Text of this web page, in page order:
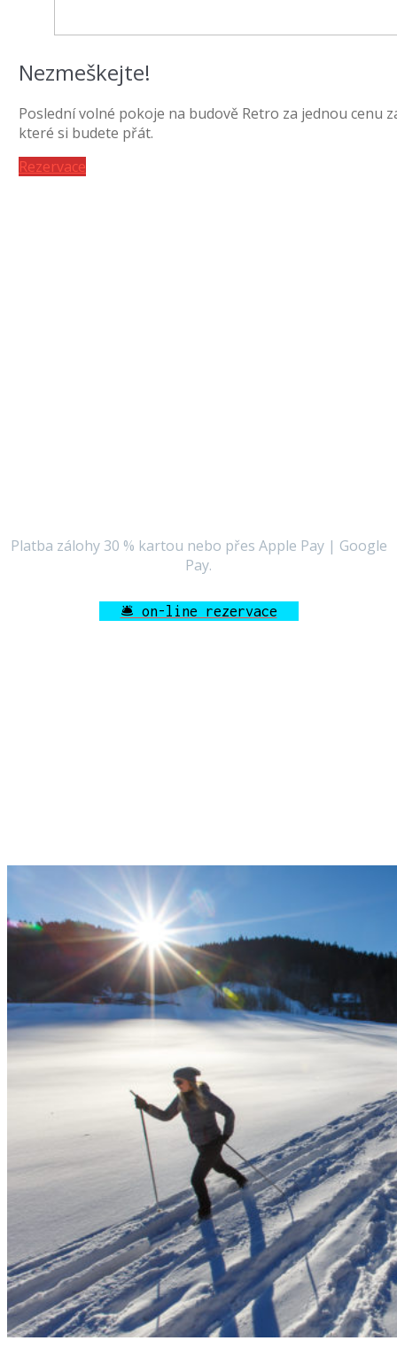
Nezmeškejte!
Poslední volné pokoje na budově Retro za jednou cenu
které si budete přát.
Rezervace
Platba zálohy 30 % kartou nebo přes Apple Pay | Google
Pay.
🛎 on-line rezervace